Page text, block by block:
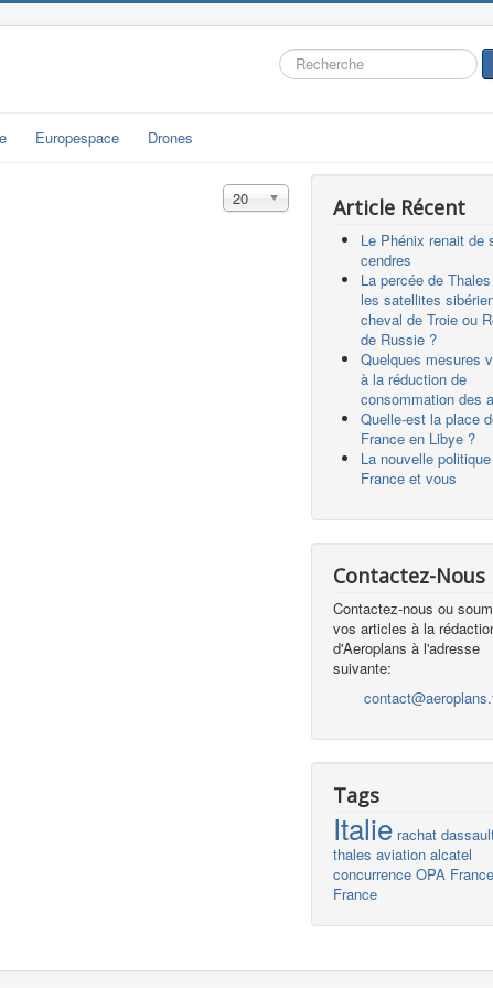
Rechercher
Europespace Drones
Affichage #
20
Article Récent
Le Phénix renait de
cendres
La percée de
les satellites
cheval de Troie ou
de Russie ?
Quelques mesures
à la réduction de
consommation des
Quelle-est la place
France en Libye ?
La nouvelle politique
France et vous
Contactez-Nous
Contactez-nous ou
vos articles à la
d'Aeroplans à l'adresse
suivante:
Tags
Italie rachat
thales aviation alcatel
concurrence OPA France
France